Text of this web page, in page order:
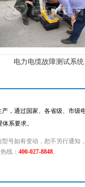
电力电缆故障测试系统
，通过国家、各省级、市
系要求。
号如有变动，恕不另行通知
线： 400-027-8848。